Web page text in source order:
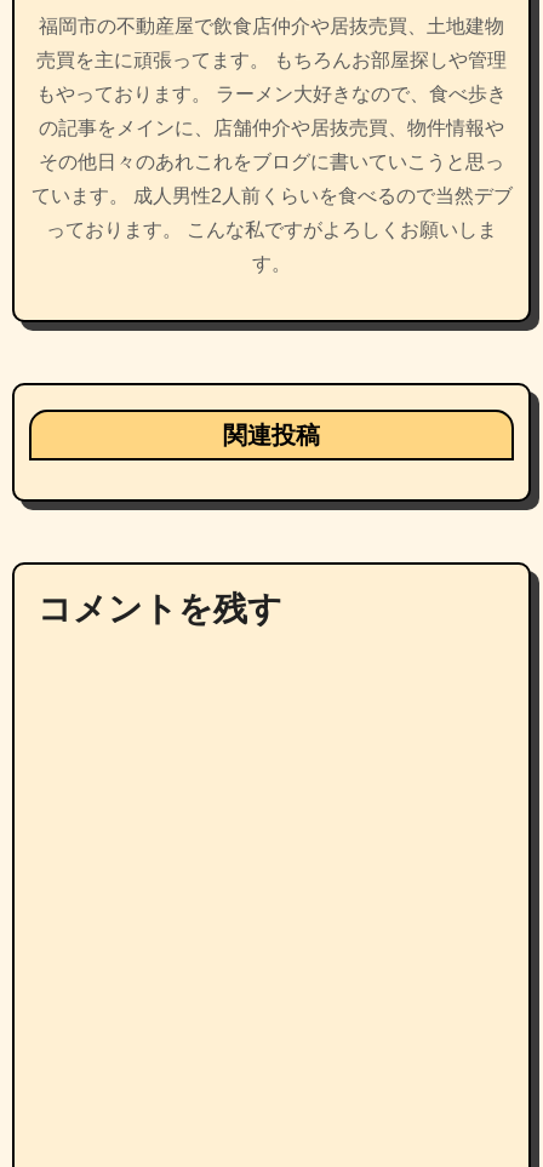
福岡市の不動産屋で飲食店仲介や居抜売買、土地建物
売買を主に頑張ってます。 もちろんお部屋探しや管理
もやっております。 ラーメン大好きなので、食べ歩き
の記事をメインに、店舗仲介や居抜売買、物件情報や
その他日々のあれこれをブログに書いていこうと思っ
ています。 成人男性2人前くらいを食べるので当然デブ
っております。 こんな私ですがよろしくお願いしま
す。
関連投稿
コメントを残す